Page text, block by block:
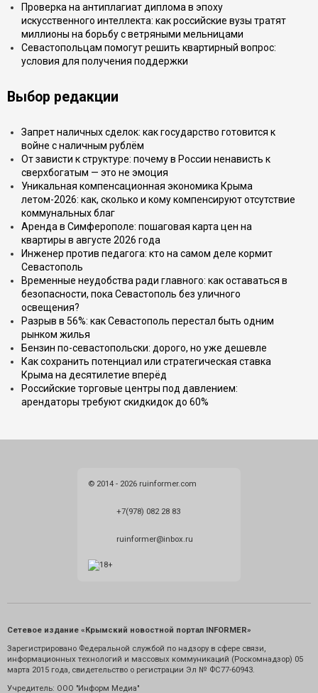
Проверка на антиплагиат диплома в эпоху
искусственного интеллекта: как российские вузы тратят
миллионы на борьбу с ветряными мельницами
Севастопольцам помогут решить квартирный вопрос:
условия для получения поддержки
Выбор редакции
Запрет наличных сделок: как государство готовится к
войне с наличным рублём
От зависти к структуре: почему в России ненависть к
сверхбогатым — это не эмоция
Уникальная компенсационная экономика Крыма
летом-2026: как, сколько и кому компенсируют отсутствие
коммунальных благ
Аренда в Симферополе: пошаговая карта цен на
квартиры в августе 2026 года
Инженер против педагога: кто на самом деле кормит
Севастополь
Временные неудобства ради главного: как оставаться в
безопасности, пока Севастополь без уличного
освещения?
Разрыв в 56%: как Севастополь перестал быть одним
рынком жилья
Бензин по-севастопольски: дорого, но уже дешевле
Как сохранить потенциал или стратегическая ставка
Крыма на десятилетие вперёд
Российские торговые центры под давлением:
арендаторы требуют скидкидок до 60%
© 2014 - 2026 ruinformer.com
+7(978) 082 28 83
ruinformer@inbox.ru
Сетевое издание «Крымский новостной портал INFORMER»
Зарегистрировано Федеральной службой по надзору в сфере связи,
информационных технологий и массовых коммуникаций (Роскомнадзор) 05
марта 2015 года, свидетельство о регистрации Эл № ФС77-60943.
Учредитель: ООО "Информ Медиа"